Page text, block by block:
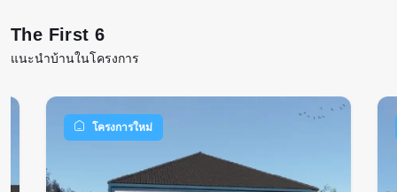
The First 6
แนะนำบ้านในโครงการ
โครงการใหม่